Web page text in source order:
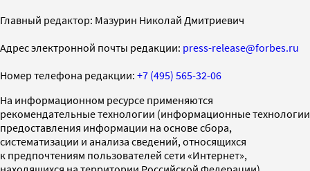
Главный редактор: Мазурин Николай Дмитриевич
Адрес электронной почты редакции: press-release@forbes.ru
Номер телефона редакции: +7 (495) 565-32-06
На информационном ресурсе применяются
рекомендательные технологии (информационные технологии
предоставления информации на основе сбора,
систематизации и анализа сведений, относящихся
к предпочтениям пользователей сети «Интернет»,